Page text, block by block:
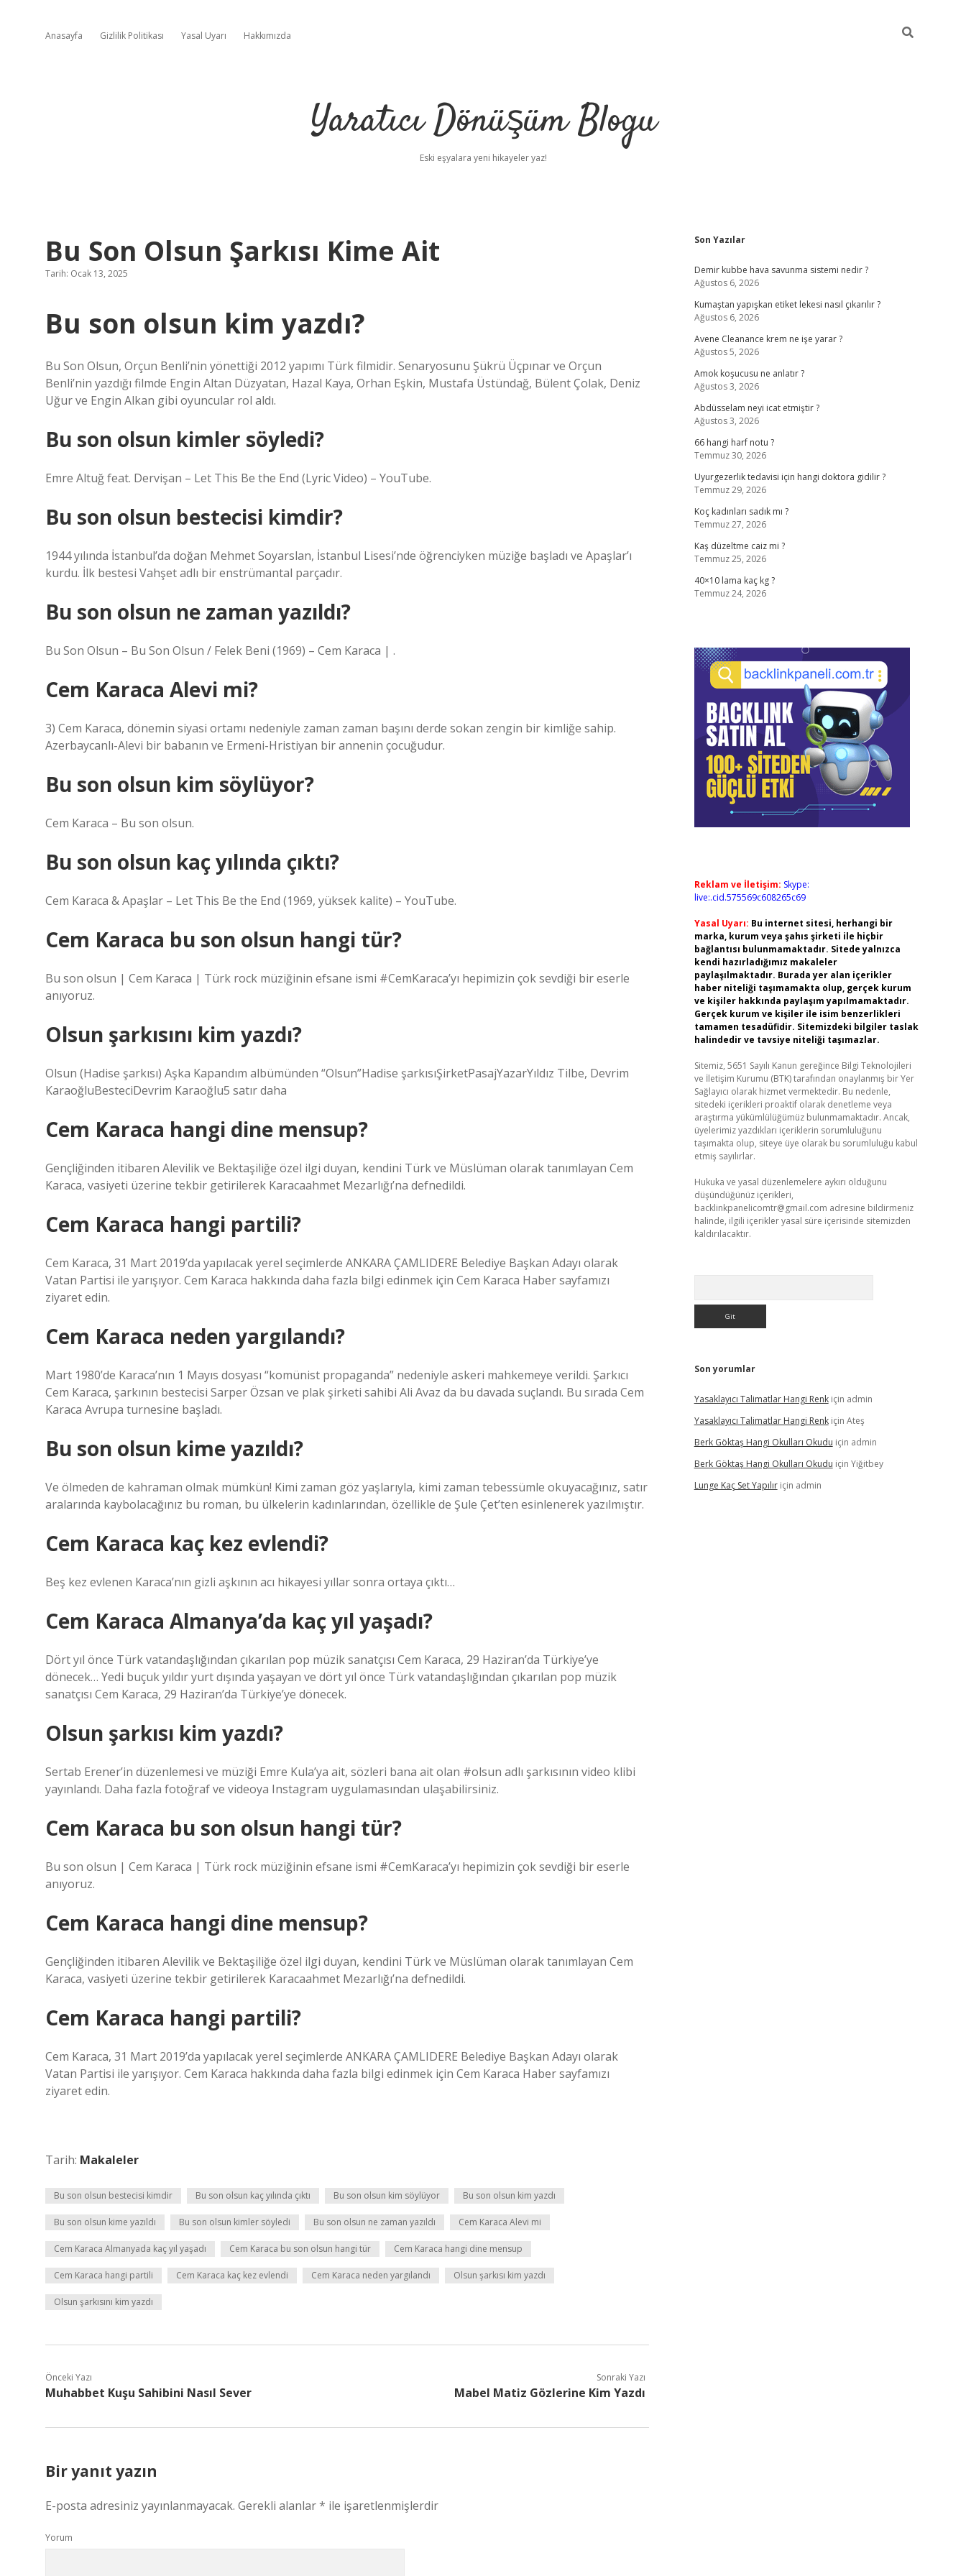
Anasayfa Gizlilik Politikası Yasal Uyarı Hakkımızda
Yaratıcı Dönüşüm Blogu
Eski eşyalara yeni hikayeler yaz!
Bu Son Olsun Şarkısı Kime Ait
Tarih: Ocak 13, 2025
Bu son olsun kim yazdı?
Bu Son Olsun, Orçun Benli’nin yönettiği 2012 yapımı Türk filmidir. Senaryosunu Şükrü Üçpınar ve Orçun
Benli’nin yazdığı filmde Engin Altan Düzyatan, Hazal Kaya, Orhan Eşkin, Mustafa Üstündağ, Bülent Çolak, Deniz
Uğur ve Engin Alkan gibi oyuncular rol aldı.
Bu son olsun kimler söyledi?
Emre Altuğ feat. Dervişan – Let This Be the End (Lyric Video) – YouTube.
Bu son olsun bestecisi kimdir?
1944 yılında İstanbul’da doğan Mehmet Soyarslan, İstanbul Lisesi’nde öğrenciyken müziğe başladı ve Apaşlar’ı
kurdu. İlk bestesi Vahşet adlı bir enstrümantal parçadır.
Bu son olsun ne zaman yazıldı?
Bu Son Olsun – Bu Son Olsun / Felek Beni (1969) – Cem Karaca | .
Cem Karaca Alevi mi?
3) Cem Karaca, dönemin siyasi ortamı nedeniyle zaman zaman başını derde sokan zengin bir kimliğe sahip.
Azerbaycanlı-Alevi bir babanın ve Ermeni-Hristiyan bir annenin çocuğudur.
Bu son olsun kim söylüyor?
Cem Karaca – Bu son olsun.
Bu son olsun kaç yılında çıktı?
Cem Karaca & Apaşlar – Let This Be the End (1969, yüksek kalite) – YouTube.
Cem Karaca bu son olsun hangi tür?
Bu son olsun | Cem Karaca | Türk rock müziğinin efsane ismi #CemKaraca’yı hepimizin çok sevdiği bir eserle
anıyoruz.
Olsun şarkısını kim yazdı?
Olsun (Hadise şarkısı) Aşka Kapandım albümünden “Olsun”Hadise şarkısıŞirketPasajYazarYıldız Tilbe, Devrim
KaraoğluBesteciDevrim Karaoğlu5 satır daha
Cem Karaca hangi dine mensup?
Gençliğinden itibaren Alevilik ve Bektaşiliğe özel ilgi duyan, kendini Türk ve Müslüman olarak tanımlayan Cem
Karaca, vasiyeti üzerine tekbir getirilerek Karacaahmet Mezarlığı’na defnedildi.
Cem Karaca hangi partili?
Cem Karaca, 31 Mart 2019’da yapılacak yerel seçimlerde ANKARA ÇAMLIDERE Belediye Başkan Adayı olarak
Vatan Partisi ile yarışıyor. Cem Karaca hakkında daha fazla bilgi edinmek için Cem Karaca Haber sayfamızı
ziyaret edin.
Cem Karaca neden yargılandı?
Mart 1980’de Karaca’nın 1 Mayıs dosyası “komünist propaganda” nedeniyle askeri mahkemeye verildi. Şarkıcı
Cem Karaca, şarkının bestecisi Sarper Özsan ve plak şirketi sahibi Ali Avaz da bu davada suçlandı. Bu sırada Cem
Karaca Avrupa turnesine başladı.
Bu son olsun kime yazıldı?
Ve ölmeden de kahraman olmak mümkün! Kimi zaman göz yaşlarıyla, kimi zaman tebessümle okuyacağınız, satır
aralarında kaybolacağınız bu roman, bu ülkelerin kadınlarından, özellikle de Şule Çet’ten esinlenerek yazılmıştır.
Cem Karaca kaç kez evlendi?
Beş kez evlenen Karaca’nın gizli aşkının acı hikayesi yıllar sonra ortaya çıktı…
Cem Karaca Almanya’da kaç yıl yaşadı?
Dört yıl önce Türk vatandaşlığından çıkarılan pop müzik sanatçısı Cem Karaca, 29 Haziran’da Türkiye’ye
dönecek… Yedi buçuk yıldır yurt dışında yaşayan ve dört yıl önce Türk vatandaşlığından çıkarılan pop müzik
sanatçısı Cem Karaca, 29 Haziran’da Türkiye’ye dönecek.
Olsun şarkısı kim yazdı?
Sertab Erener’in düzenlemesi ve müziği Emre Kula’ya ait, sözleri bana ait olan #olsun adlı şarkısının video klibi
yayınlandı. Daha fazla fotoğraf ve videoya Instagram uygulamasından ulaşabilirsiniz.
Cem Karaca bu son olsun hangi tür?
Bu son olsun | Cem Karaca | Türk rock müziğinin efsane ismi #CemKaraca’yı hepimizin çok sevdiği bir eserle
anıyoruz.
Cem Karaca hangi dine mensup?
Gençliğinden itibaren Alevilik ve Bektaşiliğe özel ilgi duyan, kendini Türk ve Müslüman olarak tanımlayan Cem
Karaca, vasiyeti üzerine tekbir getirilerek Karacaahmet Mezarlığı’na defnedildi.
Cem Karaca hangi partili?
Cem Karaca, 31 Mart 2019’da yapılacak yerel seçimlerde ANKARA ÇAMLIDERE Belediye Başkan Adayı olarak
Vatan Partisi ile yarışıyor. Cem Karaca hakkında daha fazla bilgi edinmek için Cem Karaca Haber sayfamızı
ziyaret edin.
Tarih: Makaleler
Bu son olsun bestecisi kimdir Bu son olsun kaç yılında çıktı Bu son olsun kim söylüyor Bu son olsun kim yazdı
Bu son olsun kime yazıldı Bu son olsun kimler söyledi Bu son olsun ne zaman yazıldı Cem Karaca Alevi mi
Cem Karaca Almanyada kaç yıl yaşadı Cem Karaca bu son olsun hangi tür Cem Karaca hangi dine mensup
Cem Karaca hangi partili Cem Karaca kaç kez evlendi Cem Karaca neden yargılandı Olsun şarkısı kim yazdı
Olsun şarkısını kim yazdı
Önceki Yazı
Muhabbet Kuşu Sahibini Nasıl Sever
Sonraki Yazı
Mabel Matiz Gözlerine Kim Yazdı
Bir yanıt yazın
E-posta adresiniz yayınlanmayacak. Gerekli alanlar* ile işaretlenmişlerdir
Yorum
Sidebar
Son Yazılar
Demir kubbe hava savunma sistemi nedir ?
Ağustos 6, 2026
Kumaştan yapışkan etiket lekesi nasıl çıkarılır ?
Ağustos 6, 2026
Avene Cleanance krem ne işe yarar ?
Ağustos 5, 2026
Amok koşucusu ne anlatır ?
Ağustos 3, 2026
Abdüsselam neyi icat etmiştir ?
Ağustos 3, 2026
66 hangi harf notu ?
Temmuz 30, 2026
Uyurgezerlik tedavisi için hangi doktora gidilir ?
Temmuz 29, 2026
Koç kadınları sadık mı ?
Temmuz 27, 2026
Kaş düzeltme caiz mi ?
Temmuz 25, 2026
40×10 lama kaç kg ?
Temmuz 24, 2026
Reklam ve İletişim: Skype:
live:.cid.575569c608265c69
Yasal Uyarı: Bu internet sitesi, herhangi bir
marka, kurum veya şahıs şirketi ile hiçbir
bağlantısı bulunmamaktadır. Sitede yalnızca
kendi hazırladığımız makaleler
paylaşılmaktadır. Burada yer alan içerikler
haber niteliği taşımamakta olup, gerçek kurum
ve kişiler hakkında paylaşım yapılmamaktadır.
Gerçek kurum ve kişiler ile isim benzerlikleri
tamamen tesadüfidir. Sitemizdeki bilgiler taslak
halindedir ve tavsiye niteliği taşımazlar.
Sitemiz, 5651 Sayılı Kanun gereğince Bilgi Teknolojileri
ve İletişim Kurumu (BTK) tarafından onaylanmış bir Yer
Sağlayıcı olarak hizmet vermektedir. Bu nedenle,
sitedeki içerikleri proaktif olarak denetleme veya
araştırma yükümlülüğümüz bulunmamaktadır. Ancak,
üyelerimiz yazdıkları içeriklerin sorumluluğunu
taşımakta olup, siteye üye olarak bu sorumluluğu kabul
etmiş sayılırlar.
Hukuka ve yasal düzenlemelere aykırı olduğunu
düşündüğünüz içerikleri,
backlinkpanelicomtr@gmail.com adresine bildirmeniz
halinde, ilgili içerikler yasal süre içerisinde sitemizden
kaldırılacaktır.
Son yorumlar
Yasaklayıcı Talimatlar Hangi Renkiçin admin
Yasaklayıcı Talimatlar Hangi Renkiçin Ateş
Berk Göktaş Hangi Okulları Okudu için admin
Berk Göktaş Hangi Okulları Okudu için Yiğitbey
Lunge Kaç Set Yapılıriçin admin